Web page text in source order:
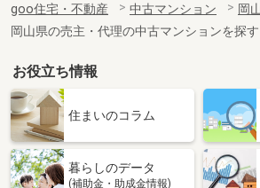
専有面積 76.44m²
間取り
3LDK
岡山県岡山市北区鹿田町１
価 格
3,690万円
岡山県岡山市北
専有面積 76.44m²
間取り
goo住宅・不動産 中古マンション
岡
岡山県の売主・代理の中古マンションを探す
お役立ち情報
住まいのコラム
暮らしのデータ
(補助金・助成金情報)